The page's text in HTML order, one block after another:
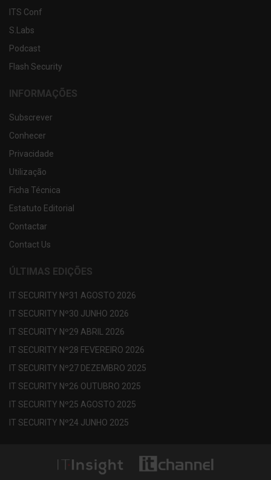
ITS Conf
S.Labs
Podcast
Flash Security
INFORMAÇÕES
Subscrever
Conhecer
Privacidade
Utilização
Ficha Técnica
Estatuto Editorial
Contactar
Contact Us
ÚLTIMAS EDIÇÕES
IT SECURITY Nº31 AGOSTO 2026
IT SECURITY Nº30 JUNHO 2026
IT SECURITY Nº29 ABRIL 2026
IT SECURITY Nº28 FEVEREIRO 2026
IT SECURITY Nº27 DEZEMBRO 2025
IT SECURITY Nº26 OUTUBRO 2025
IT SECURITY Nº25 AGOSTO 2025
IT SECURITY Nº24 JUNHO 2025